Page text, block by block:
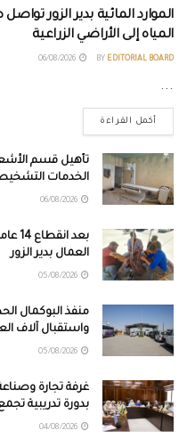
الموارد المائية بدير الزور
المياه إلى الأراضي الزراعية
BY EDITORIAL BOARD
...
أكمل القراءة
تأهيل قسم
الخدمات
بعد
العمال بدير الزور
منفذ البوكمال
واستقبال آلاف
غرفة تجارة
بدورة تدريبية